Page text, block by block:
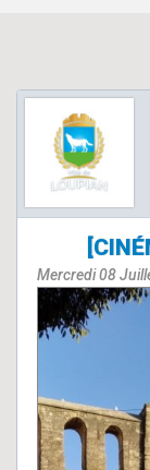
Mercredi 08